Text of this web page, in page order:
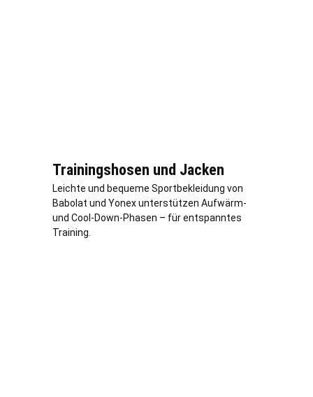
Trainingshosen und Jacken
Leichte und bequeme Sportbekleidung von
Babolat und Yonex unterstützen Aufwärm-
und Cool-Down-Phasen – für entspanntes
Training.